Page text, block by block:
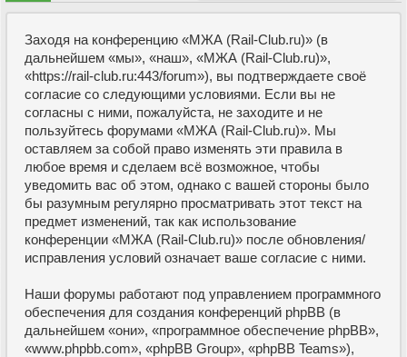
Заходя на конференцию «МЖА (Rail-Club.ru)» (в
дальнейшем «мы», «наш», «МЖА (Rail-Club.ru)»,
«https://rail-club.ru:443/forum»), вы подтверждаете своё
согласие со следующими условиями. Если вы не
согласны с ними, пожалуйста, не заходите и не
пользуйтесь форумами «МЖА (Rail-Club.ru)». Мы
оставляем за собой право изменять эти правила в
любое время и сделаем всё возможное, чтобы
уведомить вас об этом, однако с вашей стороны было
бы разумным регулярно просматривать этот текст на
предмет изменений, так как использование
конференции «МЖА (Rail-Club.ru)» после обновления/
исправления условий означает ваше согласие с ними.
Наши форумы работают под управлением программного
обеспечения для создания конференций phpBB (в
дальнейшем «они», «программное обеспечение phpBB»,
«www.phpbb.com», «phpBB Group», «phpBB Teams»),